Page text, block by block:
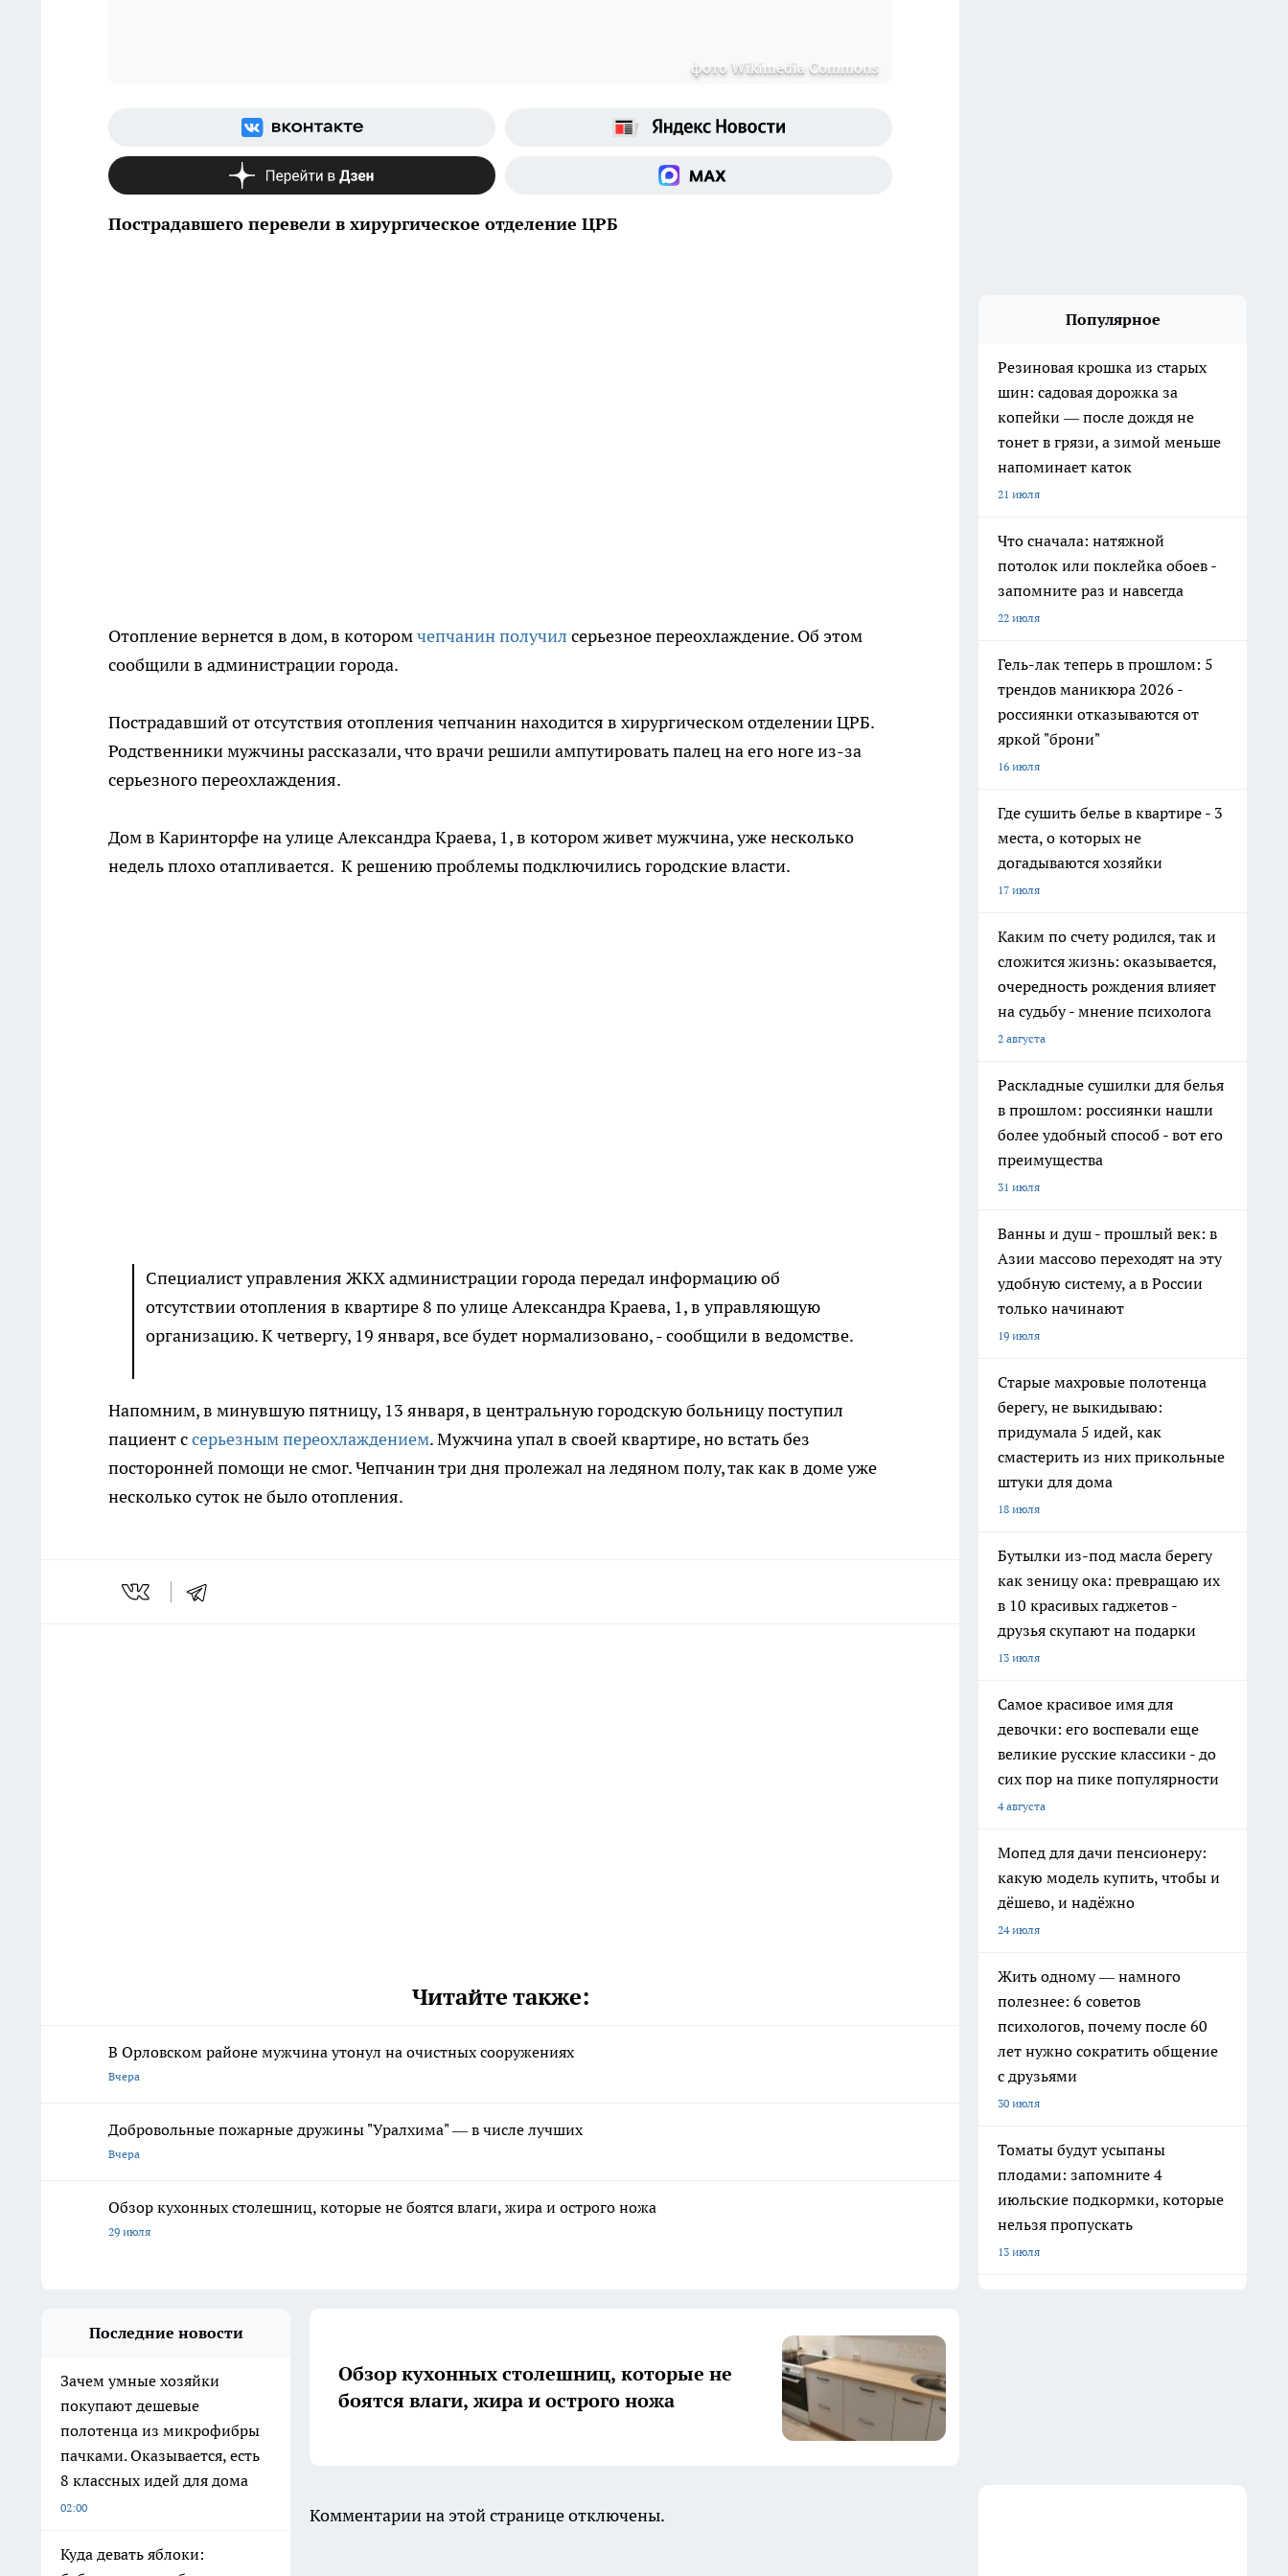
фото Wikimedia Commons
Пострадавшего перевели в хирургическое отделение ЦРБ
Отопление вернется в дом, в которомчепчанин получил серьезное переохлаждение. Об этом
сообщили в администрации города.
Пострадавший от отсутствия отопления чепчанин находится в хирургическом отделении ЦРБ.
Родственники мужчины рассказали, что врачи решили ампутировать палец на его ноге из-за
серьезного переохлаждения.
Дом в Каринторфе на улице Александра Краева, 1, в котором живет мужчина, уже несколько
недель плохо отапливается. К решению проблемы подключились городские власти.
Специалист управления ЖКХ администрации города передал информацию об
отсутствии отопления в квартире 8 по улице Александра Краева, 1, в управляющую
организацию. К четвергу, 19 января, все будет нормализовано, - сообщили в ведомстве.
Напомним, в минувшую пятницу, 13 января, в центральную городскую больницу поступил
пациент ссерьезным переохлаждением. Мужчина упал в своей квартире, но встать без
посторонней помощи не смог. Чепчанин три дня пролежал на ледяном полу, так как в доме уже
несколько суток не было отопления.
Читайте также:
В Орловском районе мужчина утонул на очистных сооружениях
Вчера
Добровольные пожарные дружины "Уралхима" — в числе лучших
Вчера
Обзор кухонных столешниц, которые не боятся влаги, жира и острого ножа
29 июля
Популярное
Резиновая крошка из старых
шин: садовая дорожка за
копейки — после дождя не
тонет в грязи, а зимой меньше
напоминает каток
21 июля
Что сначала: натяжной
потолок или поклейка обоев -
запомните раз и навсегда
22 июля
Гель-лак теперь в прошлом: 5
трендов маникюра 2026 -
россиянки отказываются от
яркой "брони"
16 июля
Где сушить белье в квартире - 3
места, о которых не
догадываются хозяйки
17 июля
Каким по счету родился, так и
сложится жизнь: оказывается,
очередность рождения влияет
на судьбу - мнение психолога
2 августа
Раскладные сушилки для белья
в прошлом: россиянки нашли
более удобный способ - вот его
преимущества
31 июля
Ванны и душ - прошлый век: в
Азии массово переходят на эту
удобную систему, а в России
только начинают
19 июля
Старые махровые полотенца
берегу, не выкидываю:
придумала 5 идей, как
смастерить из них прикольные
штуки для дома
18 июля
Бутылки из-под масла берегу
как зеницу ока: превращаю их
в 10 красивых гаджетов -
друзья скупают на подарки
13 июля
Самое красивое имя для
девочки: его воспевали еще
великие русские классики - до
сих пор на пике популярности
4 августа
Мопед для дачи пенсионеру:
какую модель купить, чтобы и
дёшево, и надёжно
24 июля
Жить одному — намного
полезнее: 6 советов
психологов, почему после 60
лет нужно сократить общение
с друзьями
30 июля
Томаты будут усыпаны
плодами: запомните 4
июльские подкормки, которые
нельзя пропускать
13 июля
Последние новости
Зачем умные хозяйки
покупают дешевые
полотенца из микрофибры
пачками. Оказывается, есть
8 классных идей для дома
02:00
Куда девать яблоки:
Обзор кухонных столешниц, которые не
боятся влаги, жира и острого ножа
Комментарии на этой странице отключены.